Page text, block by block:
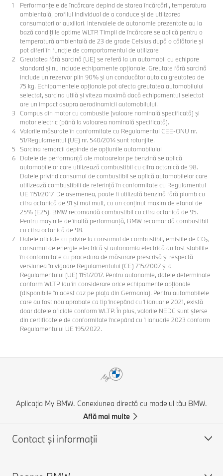
Performanţele de încărcare depind de starea încărcării, temperatura
ambientală, profilul individual de a conduce şi de utilizarea
consumatorilor auxiliari. Intervalele de autonomie prezentate au la
bază condiţiile optime WLTP. Timpii de încărcare se aplică pentru o
temperatură ambientală de 23 de grade Celsius după o călătorie şi
pot diferi în funcţie de comportamentul de utilizare
Greutatea fără sarcină (UE) se referă la un automobil cu echipare
standard şi nu include echipamente opţionale. Greutate fără sarcină
include un rezervor plin 90% şi un conducător auto cu greutatea de
75 kg. Echipamentele opţionale pot afecta greutatea automobilului
selectat, sarcina utilă şi viteza maximă dacă echipamentul selectat
are un impact asupra aerodinamicii automobilului.
Compus din motor cu combustie (valoare nominală specificată) şi
motor electric (până la valoarea nominală specificată).
Valorile măsurate în conformitate cu Regulamentul CEE-ONU nr.
51/Regulamentul (UE) nr. 540/2014 sunt rotunjite.
Sarcina remorcii depinde de opţiunile automobilului
Datele de performanţă ale motoarelor pe benzină se aplică
automobilelor care utilizează combustibil cu cifra octanică de 98.
Datele privind consumul de combustibil se aplică automobilelor care
utilizează combustibili de referinţă în conformitate cu Regulamentul
UE 1151/2017. De asemenea, poate fi utilizată benzină fără plumb cu
cifra octanică de 91 şi mai mult, cu un conţinut maxim de etanol de
25% (E25). BMW recomandă combustibil cu cifra octanică de 95.
Pentru maşinile de înaltă performanţă, BMW recomandă combustibil
cu cifra octanică de 98.
Datele oficiale cu privire la consumul de combustibil, emisiile de CO₂,
consumul de energie electrică și autonomia electrică au fost stabilite
în conformitate cu procedura de măsurare prescrisă și respectă
versiunea în vigoare Regulamentului (CE) 715/2007 și a
Regulamentului (UE) 1151/2017. Pentru autonomie, datele determinate
conform WLTP iau în considerare orice echipamente opționale
(disponibile în acest caz pe piața din Germania). Pentru automobilele
care au fost nou aprobate ca tip începând cu 1 ianuarie 2021, există
doar datele oficiale conform WLTP. În plus, valorile NEDC sunt șterse
din certificatele de conformitate începând cu 1 ianuarie 2023 conform
Regulamentului UE 195/2022.
Aplicația My BMW. Conexiunea directă cu modelul tău BMW.
Află mai multe
Contact şi informaţii